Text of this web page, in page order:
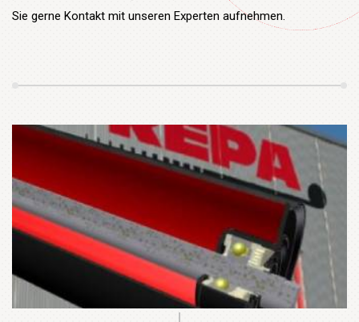
Sie gerne Kontakt mit unseren Experten aufnehmen.